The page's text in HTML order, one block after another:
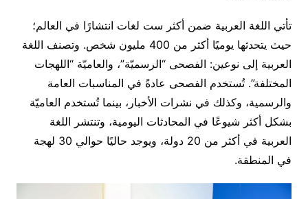
تأتي اللغة العربية ضمن أكثر ست لغات انتشارًا في العالم؛
حيث يتحدثها يوميًا أكثر من 400 مليون شخص. وتصنف اللغة
العربية إلى نوعين: الفصحى “الرسميّة”، والعاميّة “اللهجات
المختلفة”. تُستخدم الفصحى عادةً في المناسبات العامة
والرسمية، وكذلك في نشرات الأخبار، بينما تُستخدم العاميّة
بشكل أكثر شيوعًا في المحادثات اليومية، وتنتشر اللغة
العربية في أكثر من 20 دولة، ويوجد حاليًا حوالي 30 لهجة
في المنطقة.